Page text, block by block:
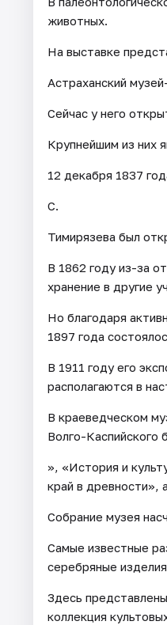
животных.
На выставке
Астраханский
Сейчас у него
Крупнейшим из них
12 декабря 1837
С.
Тимирязева был
В 1862 году из-за
хранение в другие
Но благодаря
1897 года
В 1911 году его
располагаются в
В краеведческом
Волго-Каспийского
», «История и
край в древности»,
Собрание музея
Самые известные
серебряные
Здесь
коллекция